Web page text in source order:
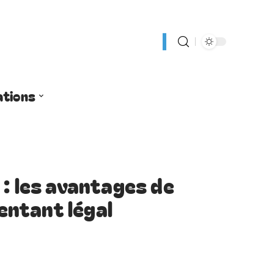
les avantages de
légal